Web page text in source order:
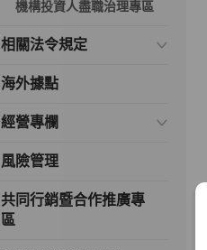
機構投資人盡職治理專區
相關法令規定
海外據點
經營專欄
風險管理
共同行銷暨合作推廣專
區